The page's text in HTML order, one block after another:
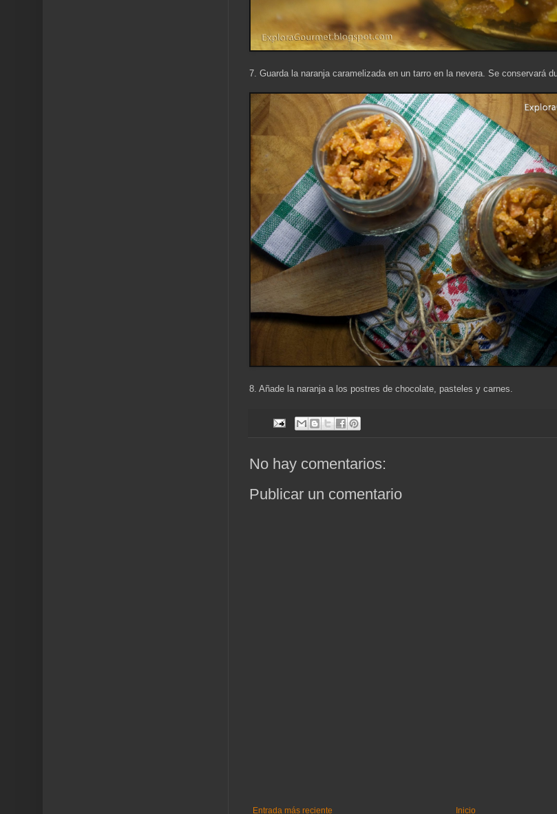
7. Guarda la naranja caramelizada en un tarro en la nevera. Se conservará
8. Añade la naranja a los postres de chocolate, pasteles y carnes.
No hay comentarios:
Publicar un comentario
Entrada más reciente Inicio